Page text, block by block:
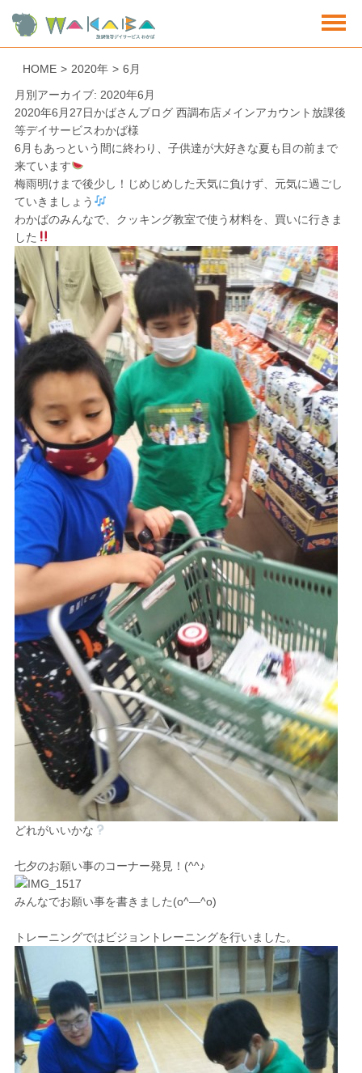
HOME > 2020年 > 6月
月別アーカイブ: 2020年6月
2020年6月27日かばさんブログ 西調布店メインアカウント放課後
等デイサービスわかば様
6月もあっという間に終わり、子供達が大好きな夏も目の前まで
来ています
梅雨明けまで後少し！じめじめした天気に負けず、元気に過ごし
ていきましょう
わかばのみんなで、クッキング教室で使う材料を、買いに行きま
した
どれがいいかな
七夕のお願い事のコーナー発見！(^^♪
みんなでお願い事を書きました(o^―^o)
トレーニングではビジョントレーニングを行いました。